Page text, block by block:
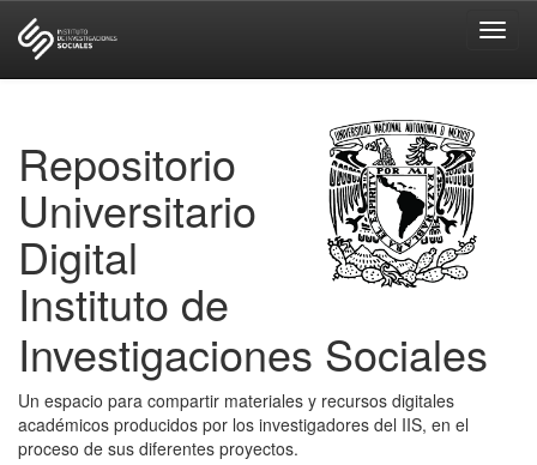
Repositorio
Universitario
Digital
Instituto de
Investigaciones Sociales
Un espacio para compartir materiales y recursos digitales
académicos producidos por los investigadores del IIS, en el
proceso de sus diferentes proyectos.